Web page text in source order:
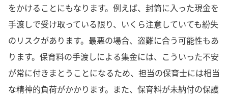
をかけることにもなります。例えば、封筒に入った現金を
手渡しで受け取っている限り、いくら注意していても紛失
のリスクがあります。最悪の場合、盗難に合う可能性もあ
ります。保育料の手渡しによる集金には、こういった不安
が常に付きまとうことになるため、担当の保育士には相当
な精神的負荷がかかります。また、保育料が未納付の保護